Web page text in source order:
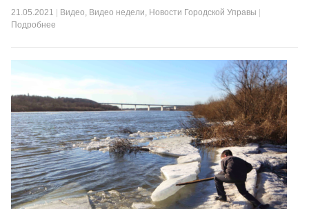
21.05.2021 Видео, Видео недели, Новости Городской Управы
Подробнее